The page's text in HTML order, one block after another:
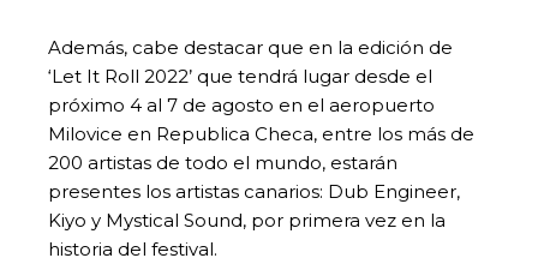
Además, cabe destacar que en la edición de
‘Let It Roll 2022’ que tendrá lugar desde el
próximo 4 al 7 de agosto en el aeropuerto
Milovice en Republica Checa, entre los más de
200 artistas de todo el mundo, estarán
presentes los artistas canarios: Dub Engineer,
Kiyo y Mystical Sound, por primera vez en la
historia del festival.